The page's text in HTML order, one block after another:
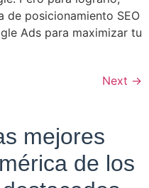
de posicionamiento SEO
Ads para maximizar tu
Next →
mejores
de los